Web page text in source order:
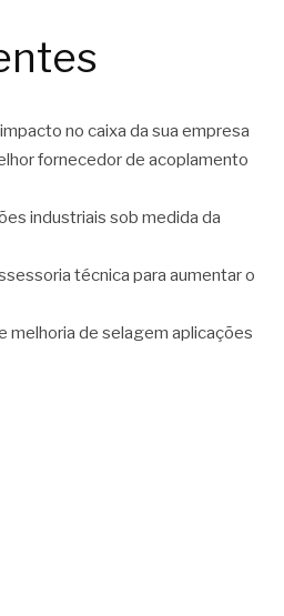
no caixa da sua empresa
fornecedor de acoplamento
industriais sob medida da
técnica para aumentar o
melhoria de selagem aplicações